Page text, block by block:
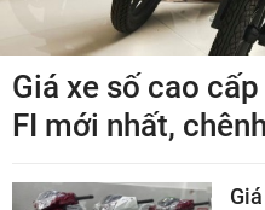
Giá xe số cao
FI mới nhất,